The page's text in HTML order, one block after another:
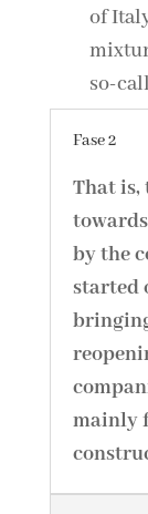
of
so-
Fase 2
That
by the
started
mainly